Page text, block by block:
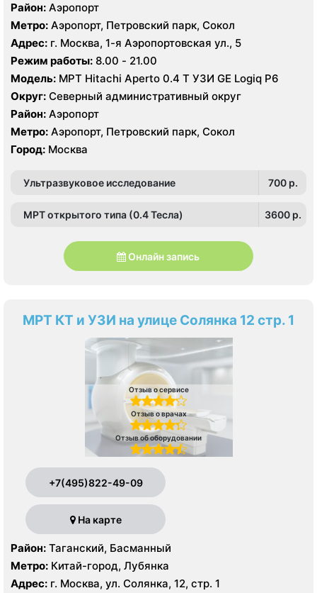
Район: Аэропорт
Метро: Аэропорт, Петровский парк, Сокол
Адрес: г. Москва, 1-я Аэропортовская ул., 5
Режим работы: 8.00 - 21.00
Модель: МРТ Hitachi Aperto 0.4 Т УЗИ GE Logiq P6
Округ: Северный административный округ
Район: Аэропорт
Метро: Аэропорт, Петровский парк, Сокол
Город: Москва
Ультразвуковое исследование 700 p.
МРТ открытого типа (0.4 Тесла) 3600 p.
Онлайн запись
МРТ КТ и УЗИ на улице Солянка 12 стр. 1
Отзыв о сервисе
Отзыв о врачах
Отзыв об оборудовании
+7(495)822-49-09
На карте
Район: Таганский, Басманный
Метро: Китай-город, Лубянка
Адрес: г. Москва, ул. Солянка, 12, стр. 1